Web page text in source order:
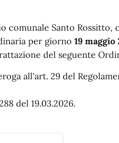
comunale Santo Rossitto,
per giorno 19 maggio
del seguente
all'art. 29 del
del 19.03.2026.